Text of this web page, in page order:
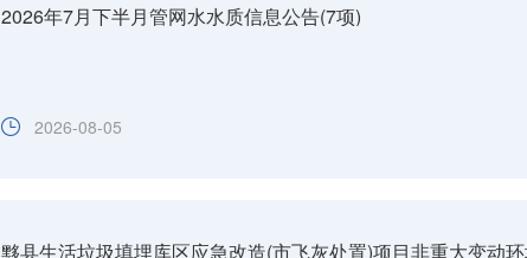
2026年7月下半月管网水水质信息公告(7项)
2026-08-05